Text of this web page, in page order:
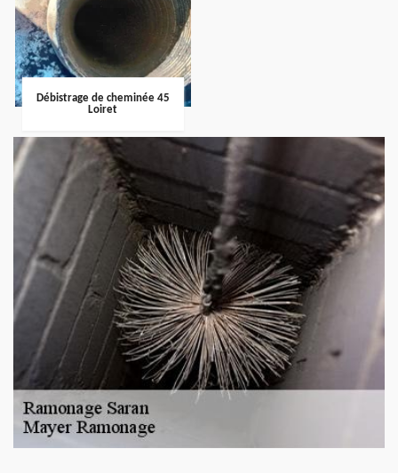
Débistrage de cheminée 45
Loiret